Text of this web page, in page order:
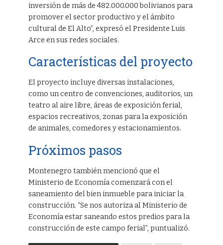
inversión de más de 482.000.000 bolivianos para
promover el sector productivo y el ámbito
cultural de El Alto”, expresó el Presidente Luis
Arce en sus redes sociales.
Características del proyecto
El proyecto incluye diversas instalaciones,
como un centro de convenciones, auditorios, un
teatro al aire libre, áreas de exposición ferial,
espacios recreativos, zonas para la exposición
de animales, comedores y estacionamientos.
Próximos pasos
Montenegro también mencionó que el
Ministerio de Economía comenzará con el
saneamiento del bien inmueble para iniciar la
construcción. “Se nos autoriza al Ministerio de
Economía estar saneando estos predios para la
construcción de este campo ferial”, puntualizó.